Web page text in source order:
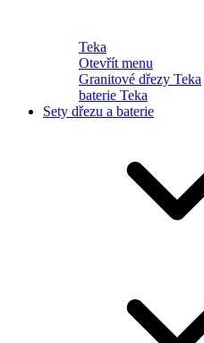
Teka
Otevřít menu
Granitové dřezy Teka
baterie Teka
Sety dřezu a baterie